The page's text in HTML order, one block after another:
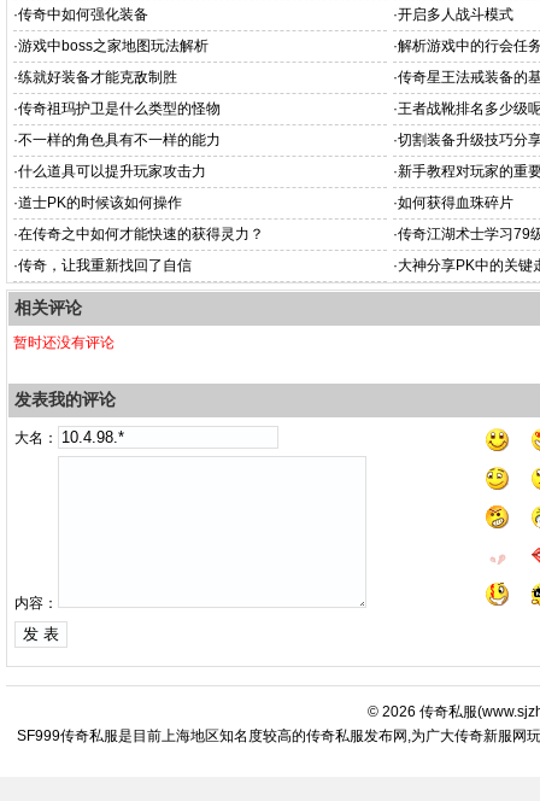
·传奇中如何强化装备 ·开启多人战斗模式
·游戏中boss之家地图玩法解析 ·解析游戏中的行会任
·练就好装备才能克敌制胜 ·传奇星王法戒装备的
·传奇祖玛护卫是什么类型的怪物 ·王者战靴排名多少级
·不一样的角色具有不一样的能力 ·切割装备升级技巧分
·什么道具可以提升玩家攻击力 ·新手教程对玩家的重
·道士PK的时候该如何操作 ·如何获得血珠碎片
·在传奇之中如何才能快速的获得灵力？ ·传奇江湖术士学习79
·传奇，让我重新找回了自信 ·大神分享PK中的关键
相关评论
暂时还没有评论
发表我的评论
大名：
内容：
© 2026 传奇私服(
SF999传奇私服是目前上海地区知名度较高的传奇私服发布网,为广大传奇新服